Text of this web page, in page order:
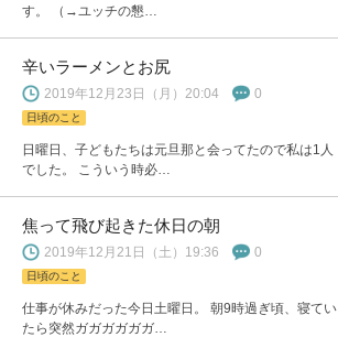
す。 （→ユッチの懇…
辛いラーメンとお尻
2019年12月23日（月）20:04 0
日頃のこと
日曜日、子どもたちは元旦那と会ってたので私は1人
でした。 こういう時必…
焦って飛び起きた休日の朝
2019年12月21日（土）19:36 0
日頃のこと
仕事が休みだった今日土曜日。 朝9時過ぎ頃、寝てい
たら突然ガガガガガガ…